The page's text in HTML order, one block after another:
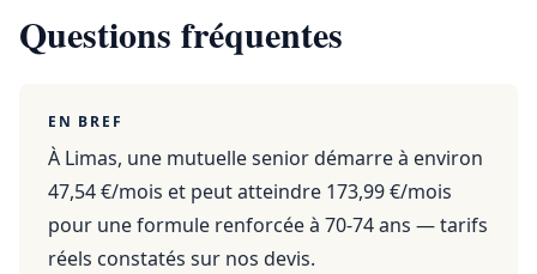
Questions fréquentes
EN BREF
À Limas, une mutuelle senior démarre à environ
47,54 €/mois et peut atteindre 173,99 €/mois
pour une formule renforcée à 70-74 ans — tarifs
réels constatés sur nos devis.